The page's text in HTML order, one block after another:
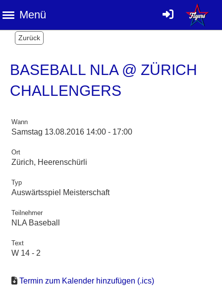
Menü
Zurück
BASEBALL NLA @ ZÜRICH
CHALLENGERS
Wann
Samstag 13.08.2016 14:00 - 17:00
Ort
Zürich, Heerenschürli
Typ
Auswärtsspiel Meisterschaft
Teilnehmer
NLA Baseball
Text
W 14 - 2
Termin zum Kalender hinzufügen (.ics)